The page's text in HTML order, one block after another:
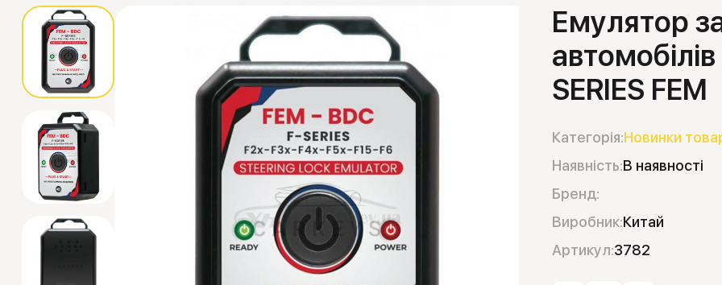
Автомобільні ключі
Транспордери (Чіпи)
Програматори
Емулятори
Емулятор
SERIES FEM
Категорія:Новинки
Наявність:В наявності
Бренд:
Виробник:Китай
Артикул:3782